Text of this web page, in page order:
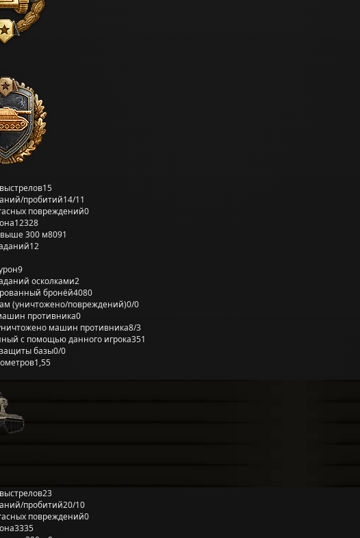
15
пробитий14/11
повреждений0
12328
300 м8091
12
9
осколками2
бронёй4080
(уничтожено/повреждений)0/0
противника0
машин противника8/3
с помощью данного игрока351
базы0/0
1,55
23
пробитий20/10
повреждений0
3335